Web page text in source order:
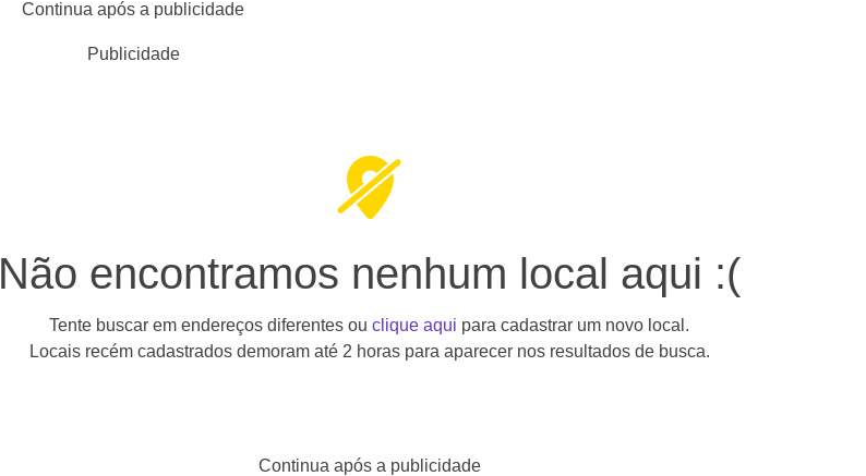
Continua após a publicidade
Publicidade
Não encontramos nenhum local aqui :(
Tente buscar em endereços diferentes ouclique aqui para cadastrar um novo local.
Locais recém cadastrados demoram até 2 horas para aparecer nos resultados de busca.
Continua após a publicidade